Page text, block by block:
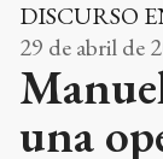
DISCURSO
29 de abril de
una